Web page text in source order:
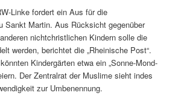
Linke fordert ein Aus für die
Sankt Martin. Aus Rücksicht gegenüber
nichtchristlichen Kindern solle die
werden, berichtet die „Rheinische Post“.
Kindergärten etwa ein „Sonne-Mond-
Der Zentralrat der Muslime sieht indes
zur Umbenennung.